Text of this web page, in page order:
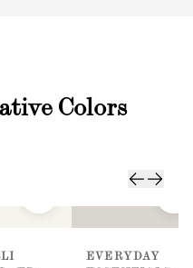
Colors
EVERYDAY